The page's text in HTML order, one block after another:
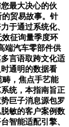
最大决心的伙
贸易故事。针
于通过系统化、
征询量季度环
端汽车零部件供
言语取跨文化适
通明的数据看
，焦点手艺能
统，本指南旨正
巨子消息源包罗
敏的客户案例数
智能适配引擎、